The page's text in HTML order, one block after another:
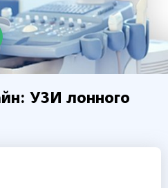
УЗИ лонного